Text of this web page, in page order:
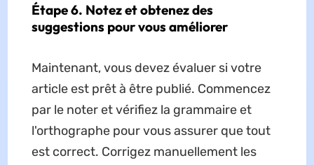
Étape 6. Notez et obtenez des
suggestions pour vous améliorer
Maintenant, vous devez évaluer si votre
article est prêt à être publié. Commencez
par le noter et vérifiez la grammaire et
l'orthographe pour vous assurer que tout
est correct. Corrigez manuellement les